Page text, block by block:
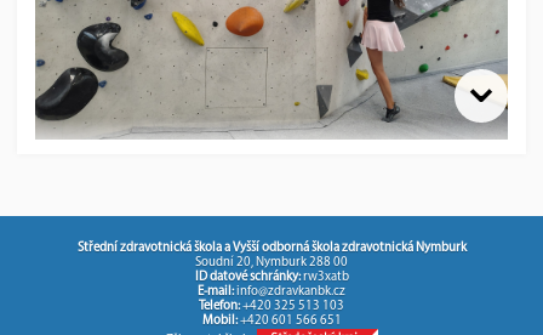
Střední zdravotnická škola a Vyšší odborná škola zdravotnická Nymburk
Soudní 20, Nymburk 288 00
ID datové schránky:rw3xatb
E-mail:info@zdravkanbk.cz
Telefon:+420 325 513 103
Mobil:+420 601 566 651